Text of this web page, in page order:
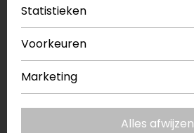
Vestiging Breda
Vestiging Capelle a/d IJssel
Statistieken
Voorkeuren
Marketing
Alles afwijzen